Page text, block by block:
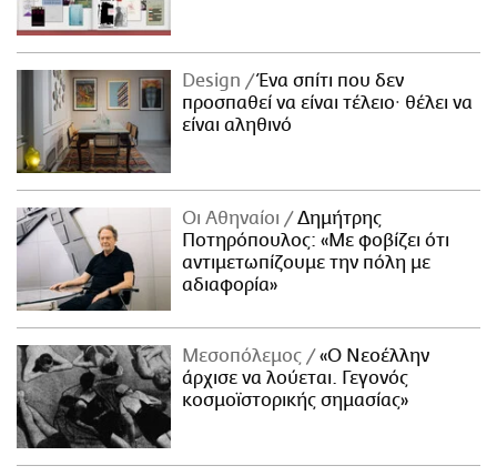
Design
Ένα σπίτι που δεν
προσπαθεί να είναι τέλειο· θέλει να
είναι αληθινό
Οι Αθηναίοι
Δημήτρης
Ποτηρόπουλος: «Με φοβίζει ότι
αντιμετωπίζουμε την πόλη με
αδιαφορία»
Μεσοπόλεμος
«Ο Νεοέλλην
άρχισε να λούεται. Γεγονός
κοσμοϊστορικής σημασίας»